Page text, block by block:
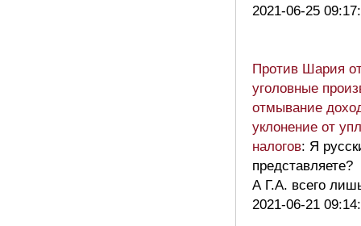
2021-06-25
Против Шария
уголовные
отмывание
уклонение от
налогов: Я
представляете?
А Г.А. всего
2021-06-21